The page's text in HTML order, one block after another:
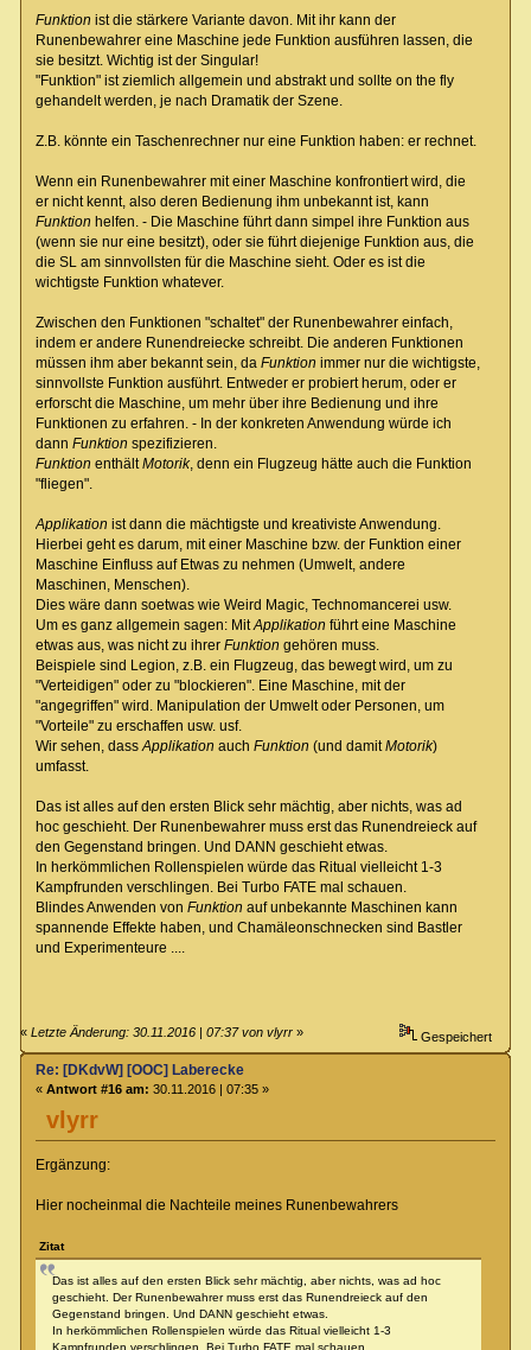
Funktion ist die stärkere Variante davon. Mit ihr kann der
Runenbewahrer eine Maschine jede Funktion ausführen lassen, die
sie besitzt. Wichtig ist der Singular!
"Funktion" ist ziemlich allgemein und abstrakt und sollte on the fly
gehandelt werden, je nach Dramatik der Szene.
Z.B. könnte ein Taschenrechner nur eine Funktion haben: er rechnet.
Wenn ein Runenbewahrer mit einer Maschine konfrontiert wird, die
er nicht kennt, also deren Bedienung ihm unbekannt ist, kann
Funktion helfen. - Die Maschine führt dann simpel ihre Funktion aus
(wenn sie nur eine besitzt), oder sie führt diejenige Funktion aus, die
die SL am sinnvollsten für die Maschine sieht. Oder es ist die
wichtigste Funktion whatever.
Zwischen den Funktionen "schaltet" der Runenbewahrer einfach,
indem er andere Runendreiecke schreibt. Die anderen Funktionen
müssen ihm aber bekannt sein, da Funktion immer nur die wichtigste,
sinnvollste Funktion ausführt. Entweder er probiert herum, oder er
erforscht die Maschine, um mehr über ihre Bedienung und ihre
Funktionen zu erfahren. - In der konkreten Anwendung würde ich
dann Funktion spezifizieren.
Funktion enthältMotorik, denn ein Flugzeug hätte auch die Funktion
"fliegen".
Applikation ist dann die mächtigste und kreativiste Anwendung.
Hierbei geht es darum, mit einer Maschine bzw. der Funktion einer
Maschine Einfluss auf Etwas zu nehmen (Umwelt, andere
Maschinen, Menschen).
Dies wäre dann soetwas wie Weird Magic, Technomancerei usw.
Um es ganz allgemein sagen: MitApplikation führt eine Maschine
etwas aus, was nicht zu ihrer Funktion gehören muss.
Beispiele sind Legion, z.B. ein Flugzeug, das bewegt wird, um zu
"Verteidigen" oder zu "blockieren". Eine Maschine, mit der
"angegriffen" wird. Manipulation der Umwelt oder Personen, um
"Vorteile" zu erschaffen usw. usf.
Wir sehen, dassApplikation auch Funktion (und damitMotorik)
umfasst.
Das ist alles auf den ersten Blick sehr mächtig, aber nichts, was ad
hoc geschieht. Der Runenbewahrer muss erst das Runendreieck auf
den Gegenstand bringen. Und DANN geschieht etwas.
In herkömmlichen Rollenspielen würde das Ritual vielleicht 1-3
Kampfrunden verschlingen. Bei Turbo FATE mal schauen.
Blindes Anwenden von Funktion auf unbekannte Maschinen kann
spannende Effekte haben, und Chamäleonschnecken sind Bastler
und Experimenteure ....
«Letzte Änderung: 30.11.2016 | 07:37 von vlyrr » Gespeichert
vlyrr
Re: [DKdvW] [OOC] Laberecke
« Antwort #16 am: 30.11.2016 | 07:35 »
Ergänzung:
Hier nocheinmal die Nachteile meines Runenbewahrers
Zitat
Das ist alles auf den ersten Blick sehr mächtig, aber nichts, was ad hoc
geschieht. Der Runenbewahrer muss erst das Runendreieck auf den
Gegenstand bringen. Und DANN geschieht etwas.
In herkömmlichen Rollenspielen würde das Ritual vielleicht 1-3